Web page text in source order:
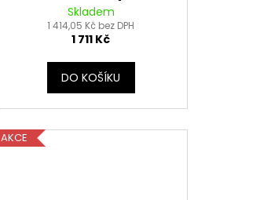
200
Skladem
1 414,05 Kč bez DPH
1 711 Kč
DO KOŠÍKU
AKCE